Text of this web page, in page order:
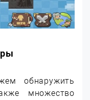
обнаружить
множество